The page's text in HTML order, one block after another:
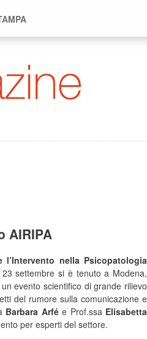
AIRIPA
nella Psicopatologia
23 settembre si è tenuto a Modena,
evento scientifico di grande rilievo
del rumore sulla comunicazione e
Barbara Arfée Prof.ssa Elisabetta
per esperti del settore.